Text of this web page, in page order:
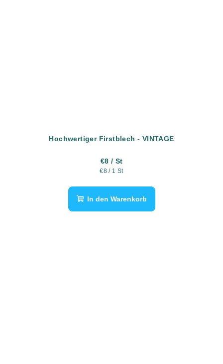
Hochwertiger Firstblech - VINTAGE
€8 / St
Verkaufspreis:
€8 / 1 St
In den Warenkorb